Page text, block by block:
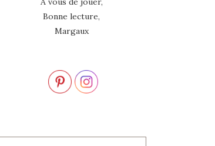
Bonne lecture,
Margaux